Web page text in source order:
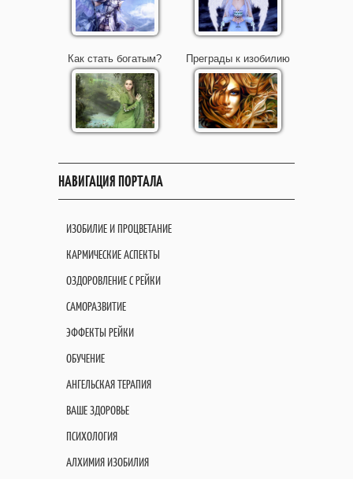
Как стать богатым? Преграды к изобилию
НАВИГАЦИЯ ПОРТАЛА
ИЗОБИЛИЕ И ПРОЦВЕТАНИЕ
КАРМИЧЕСКИЕ АСПЕКТЫ
ОЗДОРОВЛЕНИЕ С РЕЙКИ
САМОРАЗВИТИЕ
ЭФФЕКТЫ РЕЙКИ
ОБУЧЕНИЕ
АНГЕЛЬСКАЯ ТЕРАПИЯ
ВАШЕ ЗДОРОВЬЕ
ПСИХОЛОГИЯ
АЛХИМИЯ ИЗОБИЛИЯ